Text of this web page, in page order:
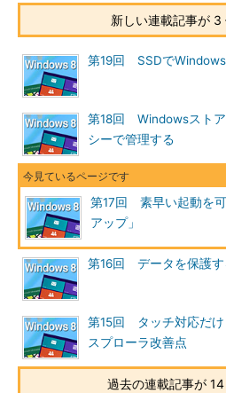
コントロール・パネルで確認する
リックする。
高速スタートアップを確認する
高速スタートアップが有効かどうかを確認する
（1）この2つのうちのいずれかをクリック
次に「電源オプション」画面の左
新しい連載記事が 3
第19回 SSDで
第18回 Windowsストア
シーで管理する
第17回 素早い起動を
アップ」
第16回 データを保護
第15回 タッチ対応だけ
スプローラ改善点
過去の連載記事が